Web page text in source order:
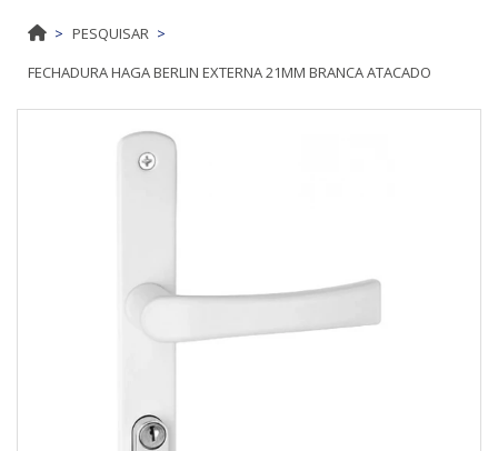
PESQUISAR
FECHADURA HAGA BERLIN EXTERNA 21MM BRANCA ATACADO